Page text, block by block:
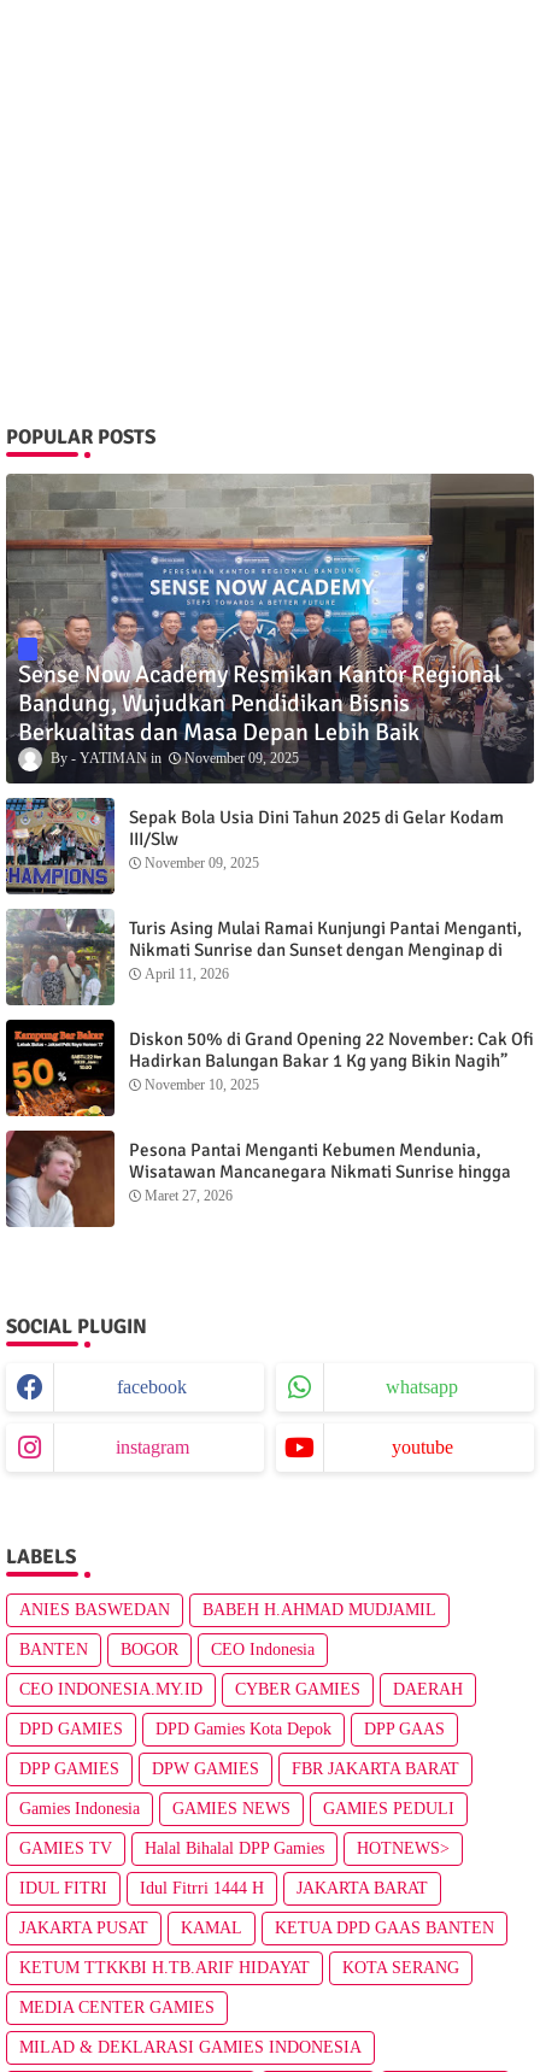
POPULAR POSTS
Sense Now Academy Resmikan Kantor Regional
Bandung, Wujudkan Pendidikan Bisnis
Berkualitas dan Masa Depan Lebih Baik
YATIMAN November 09, 2025
Sepak Bola Usia Dini Tahun 2025 di Gelar Kodam
III/Slw
November 09, 2025
Turis Asing Mulai Ramai Kunjungi Pantai Menganti,
Nikmati Sunrise dan Sunset dengan Menginap di
Menganti Cottage
April 11, 2026
Diskon 50% di Grand Opening 22 November: Cak Ofi
Hadirkan Balungan Bakar 1 Kg yang Bikin Nagih”
November 10, 2025
Pesona Pantai Menganti Kebumen Mendunia,
Wisatawan Mancanegara Nikmati Sunrise hingga
Sunset dari Menganti Cottage
Maret 27, 2026
SOCIAL PLUGIN
facebook whatsapp
instagram youtube
LABELS
ANIES BASWEDAN BABEH H.AHMAD MUDJAMIL
BANTEN BOGOR CEO Indonesia
CEO INDONESIA.MY.ID CYBER GAMIES DAERAH
DPD GAMIES DPD Gamies Kota Depok DPP GAAS
DPP GAMIES DPW GAMIES FBR JAKARTA BARAT
Gamies Indonesia GAMIES NEWS GAMIES PEDULI
GAMIES TV Halal Bihalal DPP Gamies HOTNEWS>
IDUL FITRI Idul Fitrri 1444 H JAKARTA BARAT
JAKARTA PUSAT KAMAL KETUA DPD GAAS BANTEN
KETUM TTKKBI H.TB.ARIF HIDAYAT KOTA SERANG
MEDIA CENTER GAMIES
MILAD & DEKLARASI GAMIES INDONESIA